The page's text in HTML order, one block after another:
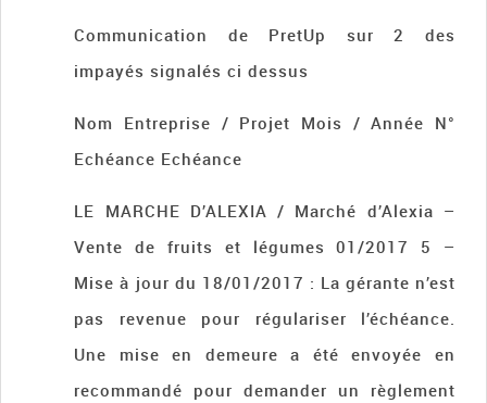
Communication de PretUp sur 2 des
impayés signalés ci dessus
Nom Entreprise / Projet Mois / Année N°
Echéance Echéance
LE MARCHE D’ALEXIA / Marché d’Alexia –
Vente de fruits et légumes 01/2017 5 –
Mise à jour du 18/01/2017 : La gérante n’est
pas revenue pour régulariser l’échéance.
Une mise en demeure a été envoyée en
recommandé pour demander un règlement